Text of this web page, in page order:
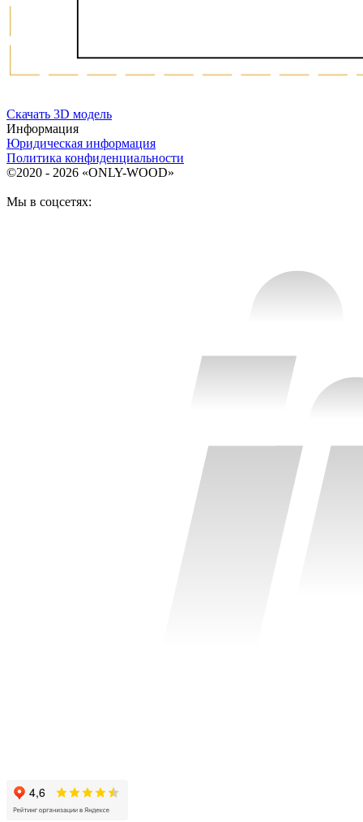
приобретается отдельно.
Скачать 3D модель
Информация
Юридическая информация
Политика конфиденциальности
©2020 - 2026 «ONLY-WOOD»
Мы в соцсетях: